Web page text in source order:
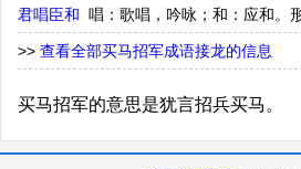
君唱臣和 唱：歌唱，吟咏；和：应和。
>> 查看全部买马招军成语接龙的信息
买马招军的意思是犹言招兵买马。